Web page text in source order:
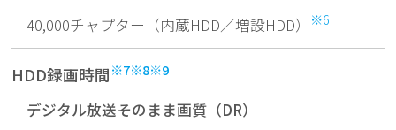
40,000チャプター（内蔵HDD／増設HDD）
※6
HDD録画時間※7※8※9
デジタル放送そのまま画質（DR）